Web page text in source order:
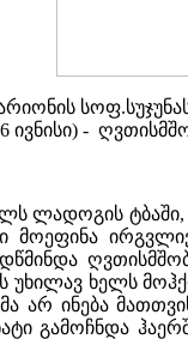
არიონის
ივნისი) -
ლადოგის
მოეფინა
უხილავ ხელს
არ ინება
გამოჩნდა